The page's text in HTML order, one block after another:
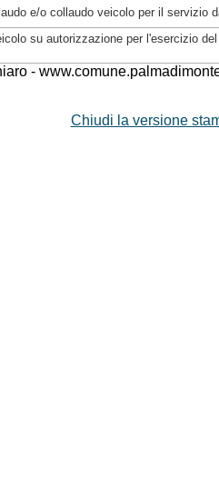
e/o collaudo veicolo per il servizio
su autorizzazione per l'esercizio
-
Chiudi la versione